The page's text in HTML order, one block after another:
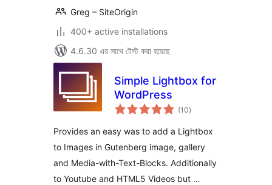
Greg – SiteOrigin
400+ active installations
4.6.30 এর সাথে টেস্ট করা হয়েছে
Simple Lightbox for
WordPress
(10total
ratings
)
Provides an easy was to add a Lightbox
to Images in Gutenberg image, gallery
and Media-with-Text-Blocks. Additionally
to Youtube and HTML5 Videos but …